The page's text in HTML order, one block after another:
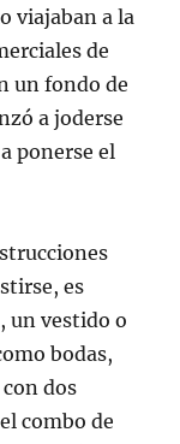
viajaban a la
de
un fondo de
a joderse
ponerse el
es
un vestido o
bodas,
dos
combo de